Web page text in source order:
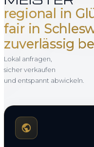
regional in
fair in
zuverlässig
Lokal anfragen,
sicher verkaufen
und entspannt abwickeln.